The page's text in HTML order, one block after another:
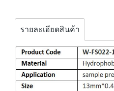
รายละเอียดสินค้า